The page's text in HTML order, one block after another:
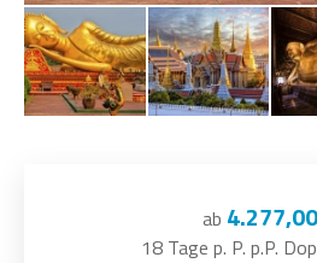
ab
18 Tage p. P. p.P.